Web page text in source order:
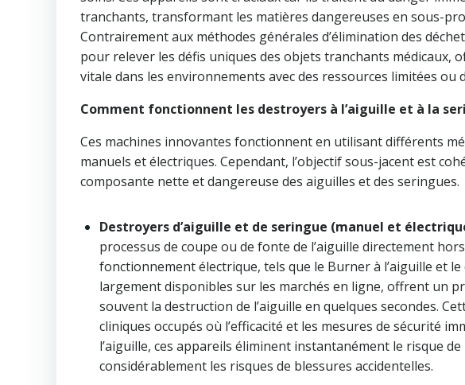
tranchants, transformant les matières dangereuses en sous-
Contrairement aux méthodes générales d’élimination des
pour relever les défis uniques des objets tranchants
vitale dans les environnements avec des ressources limitées ou
Comment fonctionnent les destroyers à l’aiguille et à la
Ces machines innovantes fonctionnent en utilisant différents
manuels et électriques. Cependant, l’objectif sous-jacent est
composante nette et dangereuse des aiguilles et des seringues.
Destroyers d’aiguille et de seringue (manuel et
processus de coupe ou de fonte de l’aiguille directement
fonctionnement électrique, tels que le Burner à l’aiguille et
largement disponibles sur les marchés en ligne, offrent un
souvent la destruction de l’aiguille en quelques secondes.
cliniques occupés où l’efficacité et les mesures de sécurité
l’aiguille, ces appareils éliminent instantanément le risque
considérablement les risques de blessures accidentelles.